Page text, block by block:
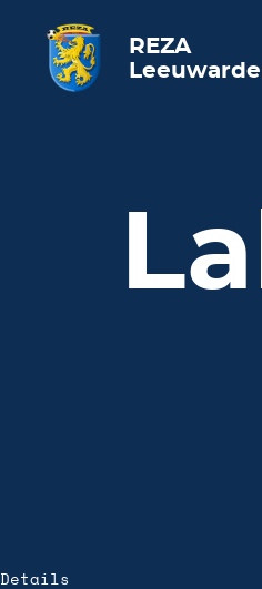
REZA
Details